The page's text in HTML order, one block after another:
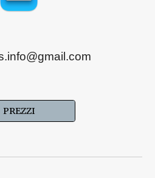
PREZZI